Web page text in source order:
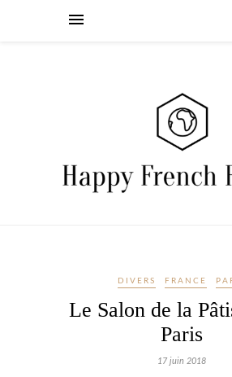
DIVERS FRANCE
Le Salon de la
Paris
17 juin 2018